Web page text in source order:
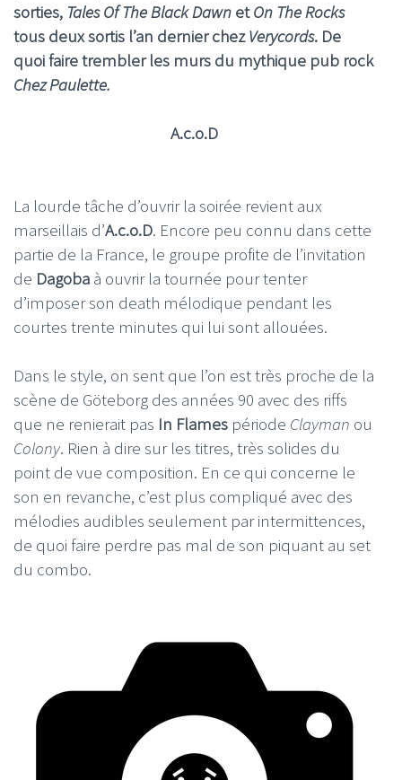
sorties, Tales Of The Black Dawn etOn The Rocks
tous deux sortis l’an dernier chezVerycords. De
quoi faire trembler les murs du mythique pub rock
Chez Paulette.
A.c.o.D
La lourde tâche d’ouvrir la soirée revient aux
marseillais d’A.c.o.D. Encore peu connu dans cette
partie de la France, le groupe profite de l’invitation
de Dagoba à ouvrir la tournée pour tenter
d’imposer son death mélodique pendant les
courtes trente minutes qui lui sont allouées.
Dans le style, on sent que l’on est très proche de la
scène de Göteborg des années 90 avec des riffs
que ne renierait pas In Flames période Clayman ou
Colony. Rien à dire sur les titres, très solides du
point de vue composition. En ce qui concerne le
son en revanche, c’est plus compliqué avec des
mélodies audibles seulement par intermittences,
de quoi faire perdre pas mal de son piquant au set
du combo.